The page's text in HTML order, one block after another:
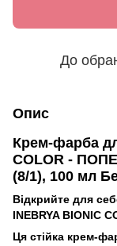
До
Опис
Крем-фарба
COLOR -
(8/1), 100 мл
Відкрийте для
INEBRYA BIONIC
Ця стійка крем-